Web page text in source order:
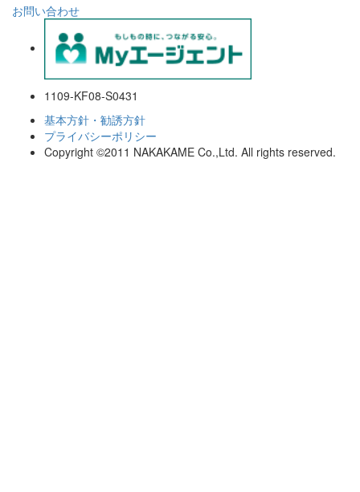
お問い合わせ
1109-KF08-S0431
基本方針・勧誘方針
プライバシーポリシー
Copyright ©2011 NAKAKAME Co.,Ltd. All rights reserved.